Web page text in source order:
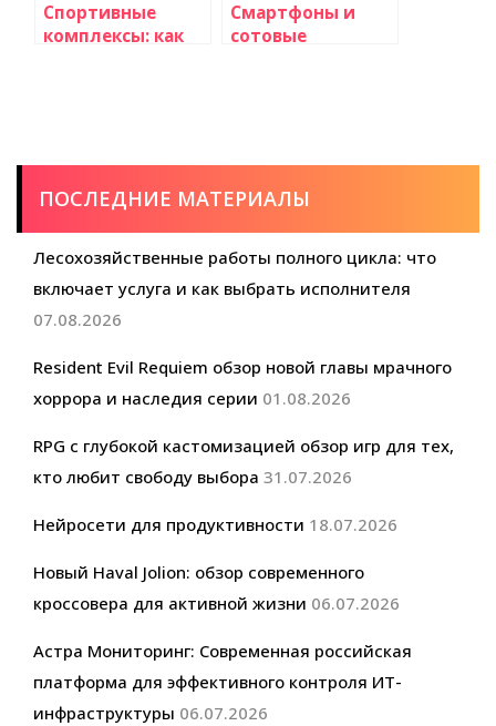
Спортивные
комплексы: как
Смартфоны и
сотовые
ПОСЛЕДНИЕ МАТЕРИАЛЫ
Лесохозяйственные работы полного цикла: что
включает услуга и как выбрать исполнителя
07.08.2026
Resident Evil Requiem обзор новой главы мрачного
хоррора и наследия серии 01.08.2026
RPG с глубокой кастомизацией обзор игр для тех,
кто любит свободу выбора 31.07.2026
Нейросети для продуктивности 18.07.2026
Новый Haval Jolion: обзор современного
кроссовера для активной жизни 06.07.2026
Астра Мониторинг: Современная российская
платформа для эффективного контроля ИТ-
инфраструктуры 06.07.2026